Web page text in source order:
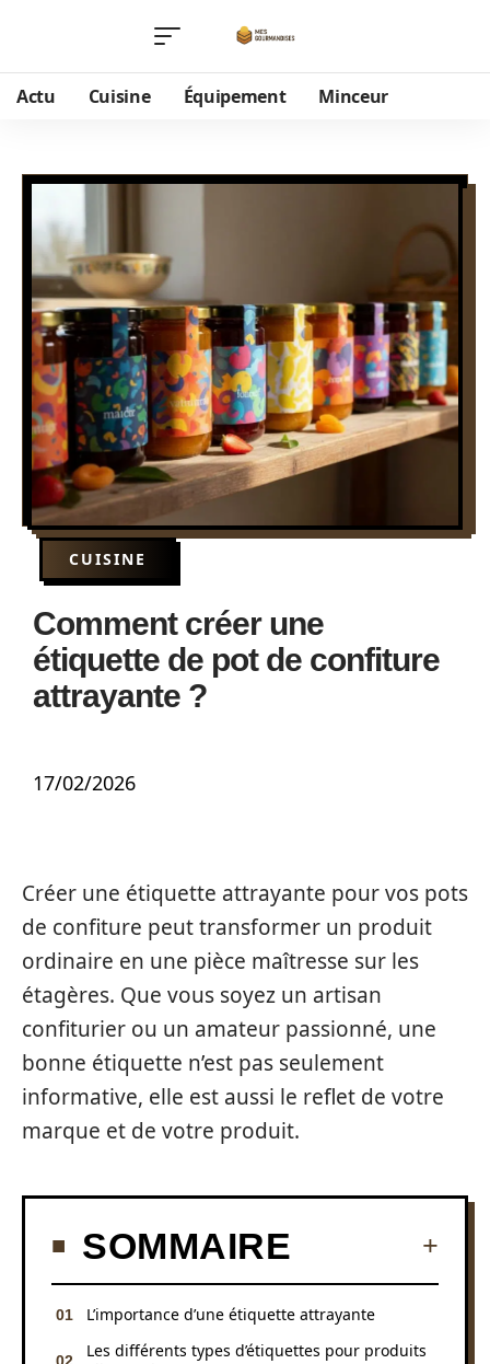
Actu Cuisine Équipement Minceur
CUISINE
Comment créer une
étiquette de pot de confiture
attrayante ?
17/02/2026
Créer une étiquette attrayante pour vos pots
de confiture peut transformer un produit
ordinaire en une pièce maîtresse sur les
étagères. Que vous soyez un artisan
confiturier ou un amateur passionné, une
bonne étiquette n’est pas seulement
informative, elle est aussi le reflet de votre
marque et de votre produit.
SOMMAIRE
L’importance d’une étiquette attrayante
Les différents types d’étiquettes pour produits